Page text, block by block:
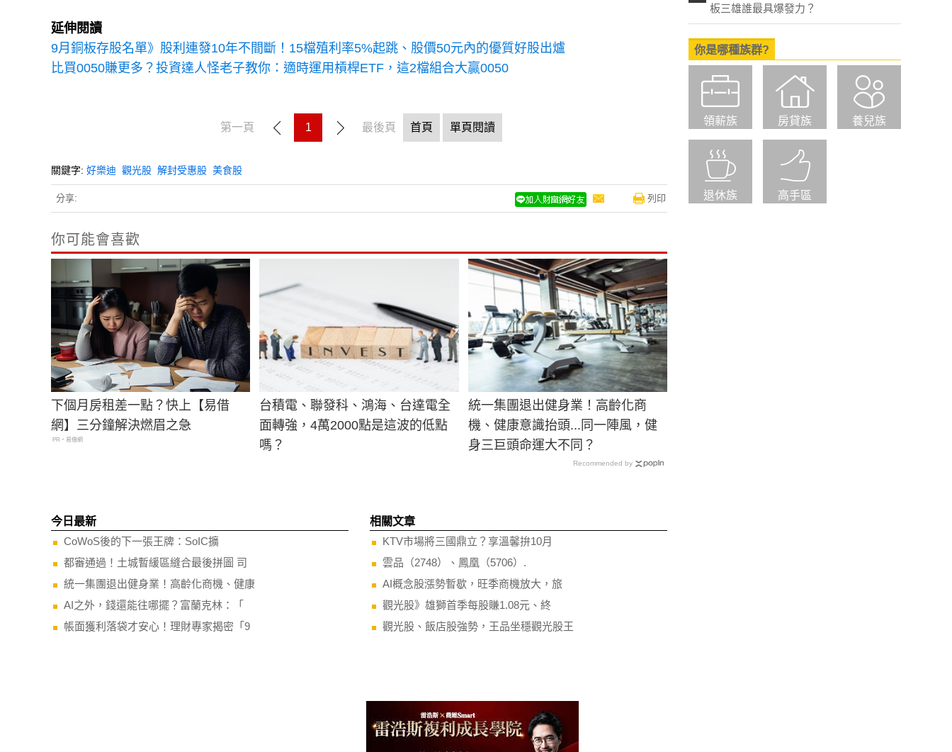
延伸閱讀
9月銅板存股名單》股利連發10年不間斷！15檔殖利率5%起跳、股價50元內的優質好股出爐
比買0050賺更多？投資達人怪老子教你：適時運用槓桿ETF，這2檔組合大贏0050
第一頁 1 最後頁 首頁 單頁閱讀
關鍵字: 好樂迪 觀光股 解封受惠股 美食股
分享: 列印
你可能會喜歡
下個月房租差一點？快上【易借
網】三分鐘解決燃眉之急
PR・易借網
台積電、聯發科、鴻海、台達電全
面轉強，4萬2000點是這波的低點
嗎？
統一集團退出健身業！高齡化商
機、健康意識抬頭...同一陣風，健
身三巨頭命運大不同？
Recommended by
今日最新
CoWoS後的下一張王牌：SoIC擴
都審通過！土城暫緩區縫合最後拼圖 司
統一集團退出健身業！高齡化商機、健康
AI之外，錢還能往哪擺？富蘭克林：「
帳面獲利落袋才安心！理財專家揭密「9
相關文章
KTV市場將三國鼎立？享溫馨拚10月
雲品（2748）、鳳凰（5706）.
AI概念股漲勢暫歇，旺季商機放大，旅
觀光股》雄獅首季每股賺1.08元、終
觀光股、飯店股強勢，王品坐穩觀光股王
板三雄誰最具爆發力？
你是哪種族群?
領薪族 房貸族 養兒族
退休族 高手區